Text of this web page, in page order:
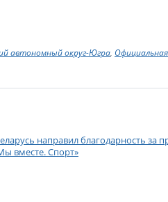
автономный округ-Югра,
направил благодарность
вместе. Спорт»